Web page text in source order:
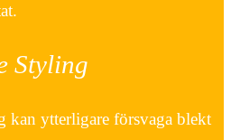
Styling
kan ytterligare försvaga blekt